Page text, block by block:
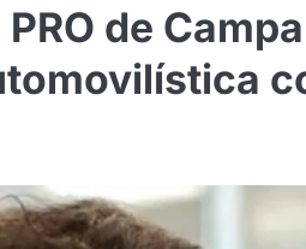
de